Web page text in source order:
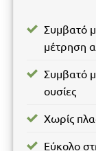
Συμβατό
μέτρηση
Συμβατό
ουσίες
Χωρίς
Εύκολο